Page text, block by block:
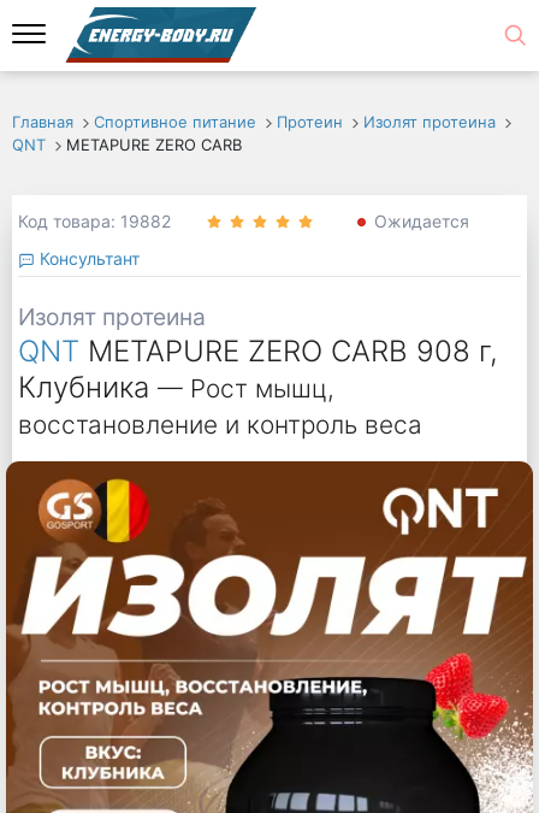
Главная Спортивное питание Протеин
Изолят протеина
QNT
METAPURE ZERO CARB
Код товара: 19882
Ожидается
Консультант
Изолят протеина
QNT METAPURE ZERO CARB 908 г,
Клубника — Рост мышц,
восстановление и контроль веса